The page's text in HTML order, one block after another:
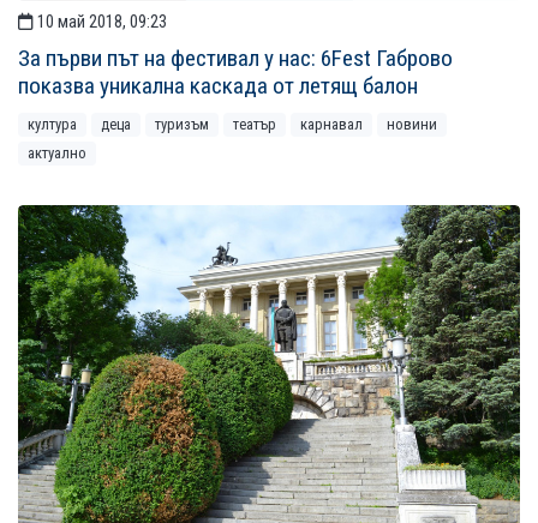
10 май 2018, 09:23
За първи път на фестивал у нас: 6Fest Габрово
показва уникална каскада от летящ балон
култура деца туризъм театър карнавал
новини
актуално